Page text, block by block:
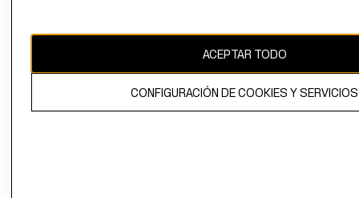
El contenido de esta página web está protegido por copyright y es
ACEPTAR TODO
CONFIGURACIÓN DE COOKIES Y SERVICIOS